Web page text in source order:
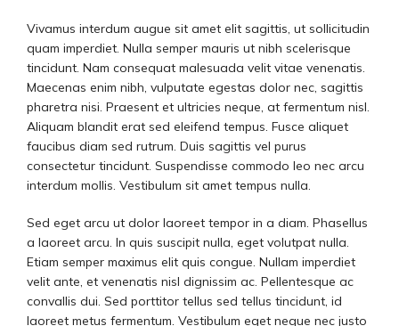
Vivamus interdum augue sit amet elit sagittis, ut sollicitudin
quam imperdiet. Nulla semper mauris ut nibh scelerisque
tincidunt. Nam consequat malesuada velit vitae venenatis.
Maecenas enim nibh, vulputate egestas dolor nec, sagittis
pharetra nisi. Praesent et ultricies neque, at fermentum nisl.
Aliquam blandit erat sed eleifend tempus. Fusce aliquet
faucibus diam sed rutrum. Duis sagittis vel purus
consectetur tincidunt. Suspendisse commodo leo nec arcu
interdum mollis. Vestibulum sit amet tempus nulla.
Sed eget arcu ut dolor laoreet tempor in a diam. Phasellus
a laoreet arcu. In quis suscipit nulla, eget volutpat nulla.
Etiam semper maximus elit quis congue. Nullam imperdiet
velit ante, et venenatis nisl dignissim ac. Pellentesque ac
convallis dui. Sed porttitor tellus sed tellus tincidunt, id
laoreet metus fermentum. Vestibulum eget neque nec justo